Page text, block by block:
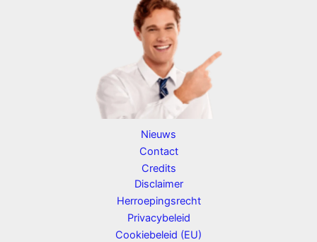
Nieuws
Contact
Credits
Disclaimer
Herroepingsrecht
Privacybeleid
Cookiebeleid (EU)